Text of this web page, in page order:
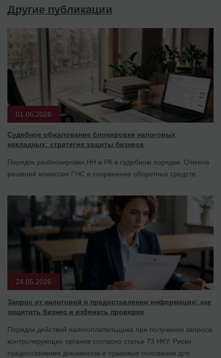
Другие публикации
01.06.2026
Судебное обжалование блокировки налоговых
накладных: стратегия защиты бизнеса
Порядок разблокировки НН и РК в судебном порядке. Отмена
решений комиссии ГНС и сохранение оборотных средств.
24.05.2026
Запрос от налоговой о предоставлении информации: как
защитить бизнес и избежать проверки
Порядок действий налогоплательщика при получении запроса
контролирующих органов согласно статье 73 НКУ. Риски
предоставления документов и правовые основания для